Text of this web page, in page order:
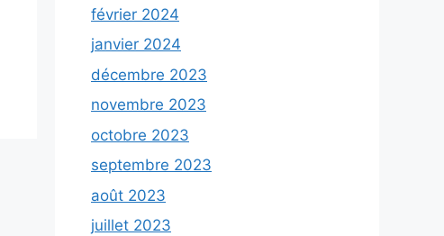
février 2024
janvier 2024
décembre 2023
novembre 2023
octobre 2023
septembre 2023
août 2023
juillet 2023